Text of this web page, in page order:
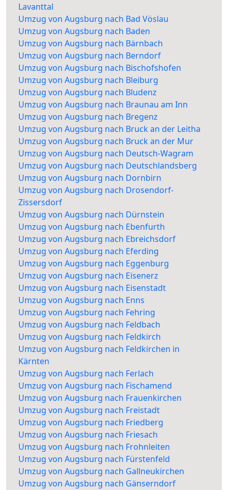
Lavanttal
Umzug von Augsburg nach Bad Vöslau
Umzug von Augsburg nach Baden
Umzug von Augsburg nach Bärnbach
Umzug von Augsburg nach Berndorf
Umzug von Augsburg nach Bischofshofen
Umzug von Augsburg nach Bleiburg
Umzug von Augsburg nach Bludenz
Umzug von Augsburg nach Braunau am Inn
Umzug von Augsburg nach Bregenz
Umzug von Augsburg nach Bruck an der Leitha
Umzug von Augsburg nach Bruck an der Mur
Umzug von Augsburg nach Deutsch-Wagram
Umzug von Augsburg nach Deutschlandsberg
Umzug von Augsburg nach Dornbirn
Umzug von Augsburg nach Drosendorf-
Zissersdorf
Umzug von Augsburg nach Dürnstein
Umzug von Augsburg nach Ebenfurth
Umzug von Augsburg nach Ebreichsdorf
Umzug von Augsburg nach Eferding
Umzug von Augsburg nach Eggenburg
Umzug von Augsburg nach Eisenerz
Umzug von Augsburg nach Eisenstadt
Umzug von Augsburg nach Enns
Umzug von Augsburg nach Fehring
Umzug von Augsburg nach Feldbach
Umzug von Augsburg nach Feldkirch
Umzug von Augsburg nach Feldkirchen in
Kärnten
Umzug von Augsburg nach Ferlach
Umzug von Augsburg nach Fischamend
Umzug von Augsburg nach Frauenkirchen
Umzug von Augsburg nach Freistadt
Umzug von Augsburg nach Friedberg
Umzug von Augsburg nach Friesach
Umzug von Augsburg nach Frohnleiten
Umzug von Augsburg nach Fürstenfeld
Umzug von Augsburg nach Gallneukirchen
Umzug von Augsburg nach Gänserndorf